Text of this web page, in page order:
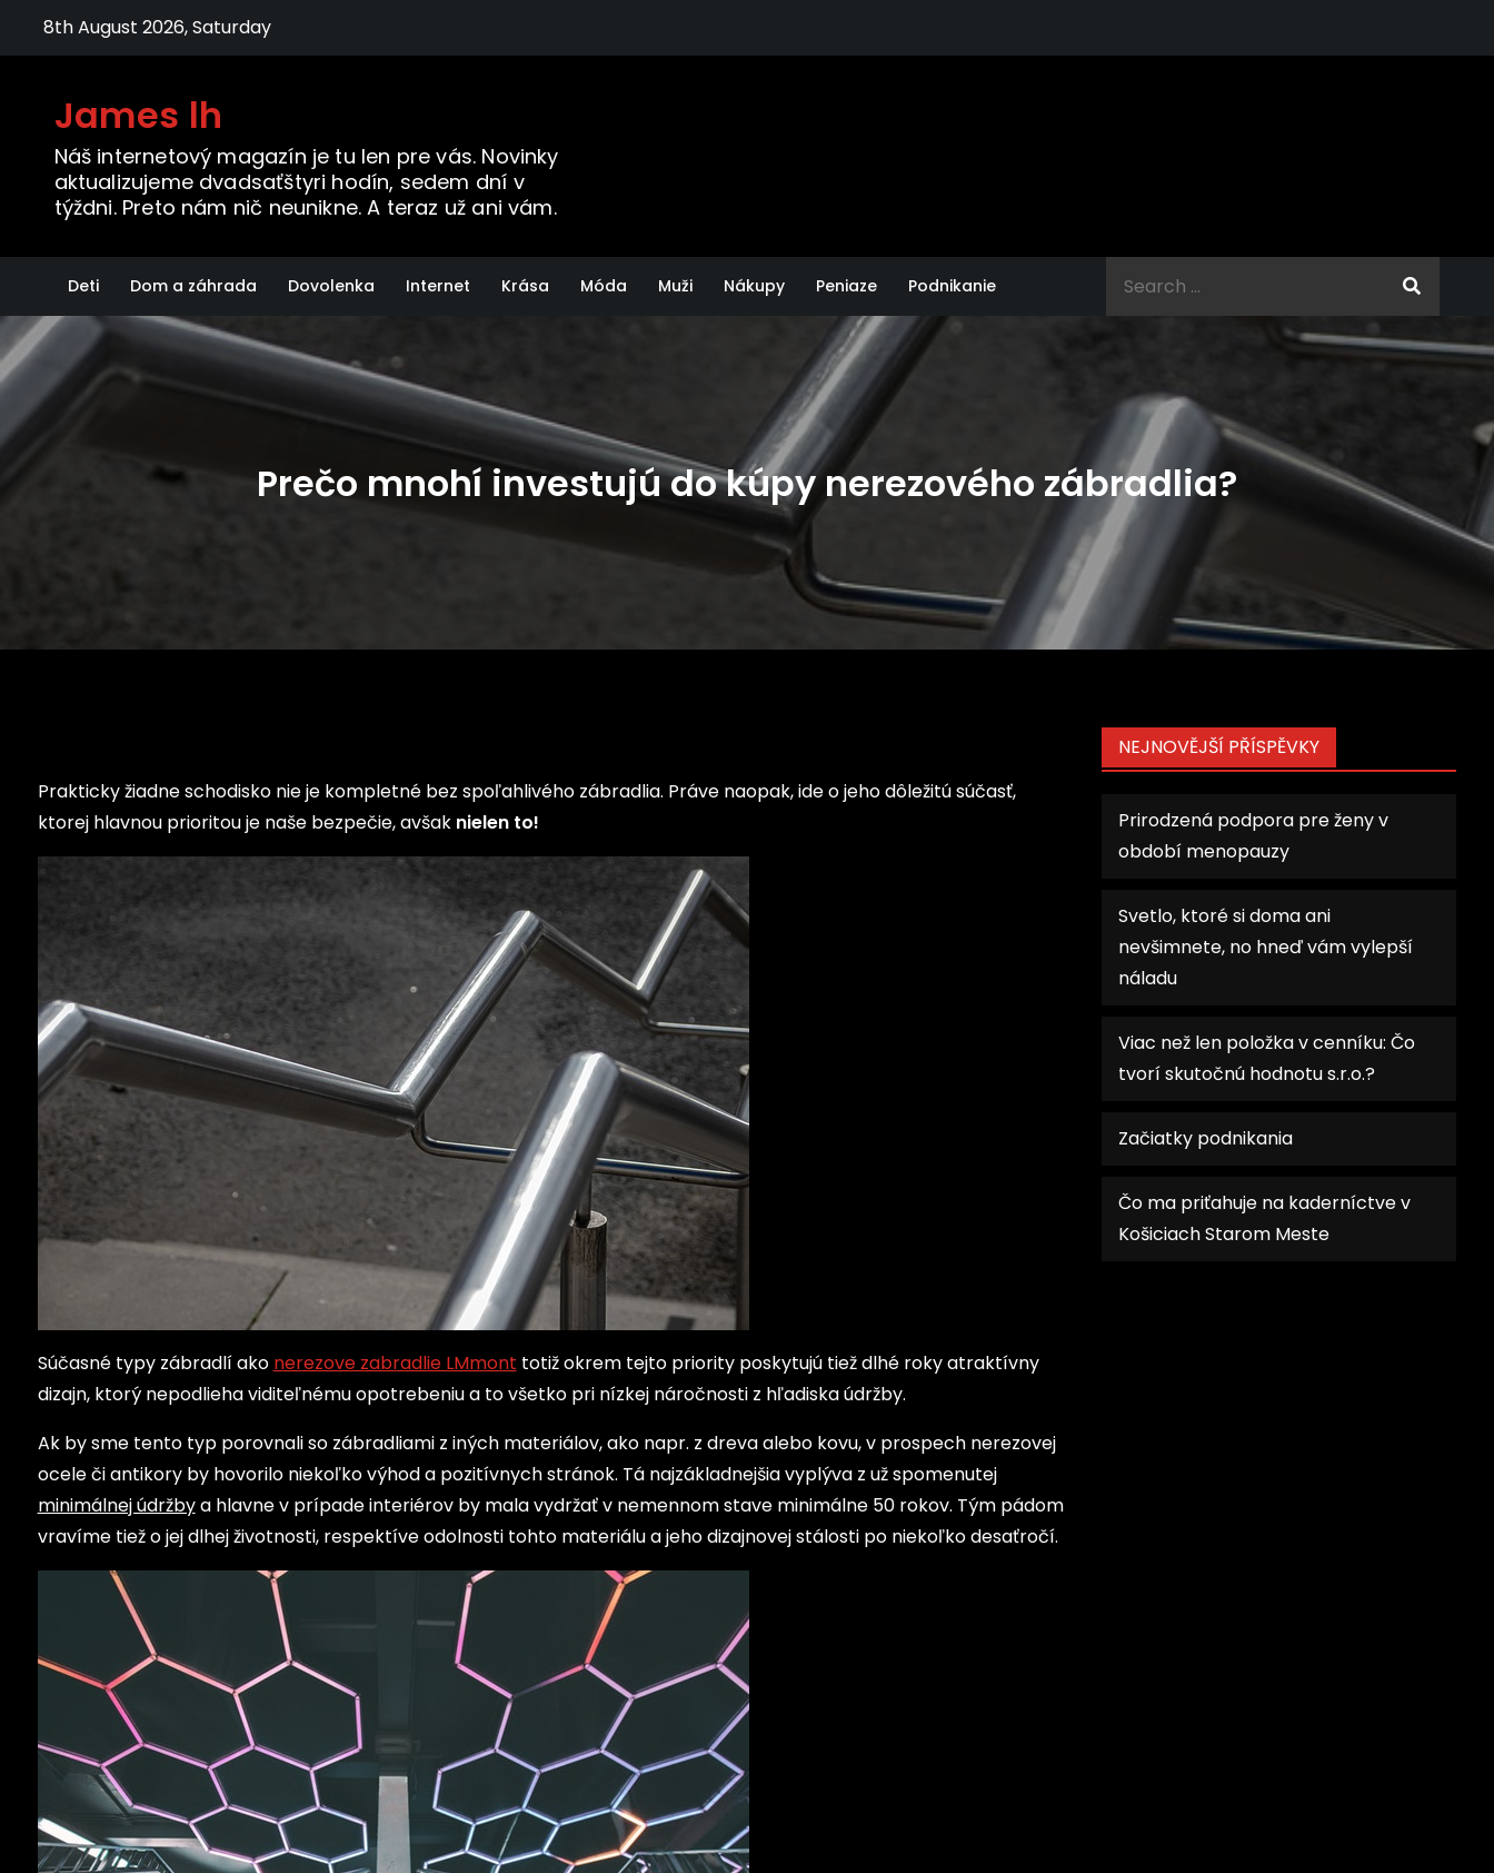
8th August 2026, Saturday
James lh
Náš internetový magazín je tu len pre vás. Novinky
aktualizujeme dvadsaťštyri hodín, sedem dní v
týždni. Preto nám nič neunikne. A teraz už ani vám.
Deti Dom a záhrada Dovolenka Internet Krása Móda Muži Nákupy Peniaze Podnikanie
Prečo mnohí investujú do kúpy nerezového zábradlia?
Prakticky žiadne schodisko nie je kompletné bez spoľahlivého zábradlia. Práve naopak, ide o jeho dôležitú súčasť,
ktorej hlavnou prioritou je naše bezpečie, avšak nielen to!
Súčasné typy zábradlí ako nerezove zabradlie LMmont totiž okrem tejto priority poskytujú tiež dlhé roky atraktívny
dizajn, ktorý nepodlieha viditeľnému opotrebeniu a to všetko pri nízkej náročnosti z hľadiska údržby.
Ak by sme tento typ porovnali so zábradliami z iných materiálov, ako napr. z dreva alebo kovu, v prospech nerezovej
ocele či antikory by hovorilo niekoľko výhod a pozitívnych stránok. Tá najzákladnejšia vyplýva z už spomenutej
minimálnej údržbya hlavne v prípade interiérov by mala vydržať v nemennom stave minimálne 50 rokov. Tým pádom
vravíme tiež o jej dlhej životnosti, respektíve odolnosti tohto materiálu a jeho dizajnovej stálosti po niekoľko desaťročí.
NEJNOVĚJŠÍ PŘÍSPĚVKY
Prirodzená podpora pre ženy v
období menopauzy
Svetlo, ktoré si doma ani
nevšimnete, no hneď vám vylepší
náladu
Viac než len položka v cenníku: Čo
tvorí skutočnú hodnotu s.r.o.?
Začiatky podnikania
Čo ma priťahuje na kaderníctve v
Košiciach Starom Meste